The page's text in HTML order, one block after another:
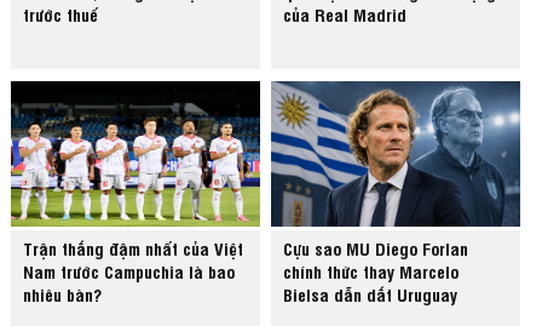
trước thuế
của Real Madrid
Trận thắng đậm nhất của Việt
Nam trước Campuchia là bao
nhiêu bàn?
Cựu sao MU Diego Forlan
chính thức thay Marcelo
Bielsa dẫn dắt Uruguay